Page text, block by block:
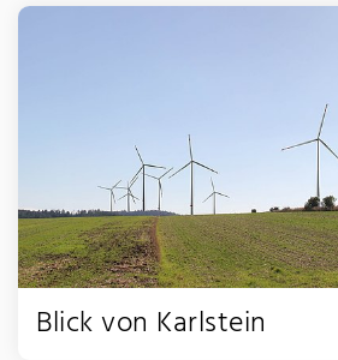
Blick von Karlstein